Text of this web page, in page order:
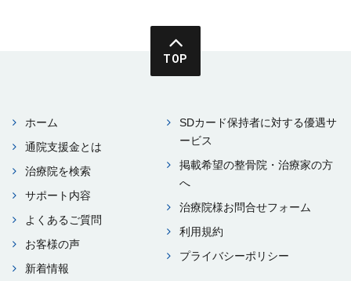
TOP
ホーム
通院⽀援⾦とは
治療院を検索
サポート内容
よくあるご質問
お客様の声
新着情報
SDカード保持者に対する優遇サ
ービス
掲載希望の整⾻院・治療家の⽅
へ
治療院様お問合せフォーム
利⽤規約
プライバシーポリシー